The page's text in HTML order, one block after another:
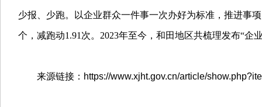
少报、少跑。以企业群众一件事一次办好为标准，推进事
个，减跑动1.91次。2023年至今，和田地区共梳理发布“企
来源链接：https://www.xjht.gov.cn/article/